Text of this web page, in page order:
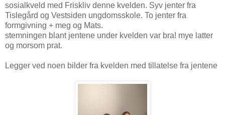
sosialkveld med Friskliv denne kvelden. Syv jenter fra
Tislegård og Vestsiden ungdomsskole. To jenter fra
formgivning + meg og Mats.
stemningen blant jentene under kvelden var bra! mye latter
og morsom prat.
Legger ved noen bilder fra kvelden med tillatelse fra jentene